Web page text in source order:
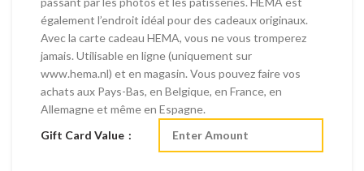
également l’endroit idéal pour des cadeaux originaux.
Avec la carte cadeau HEMA, vous ne vous tromperez
jamais. Utilisable en ligne (uniquement sur
www.hema.nl) et en magasin. Vous pouvez faire vos
achats aux Pays-Bas, en Belgique, en France, en
Allemagne et même en Espagne.
Gift Card Value